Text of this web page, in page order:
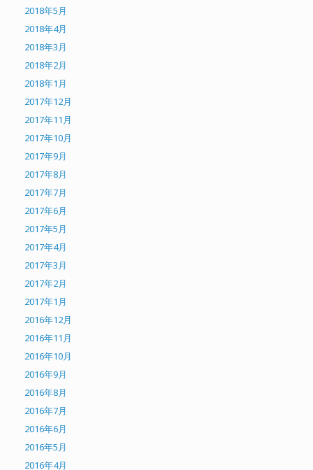
2018年5月
2018年4月
2018年3月
2018年2月
2018年1月
2017年12月
2017年11月
2017年10月
2017年9月
2017年8月
2017年7月
2017年6月
2017年5月
2017年4月
2017年3月
2017年2月
2017年1月
2016年12月
2016年11月
2016年10月
2016年9月
2016年8月
2016年7月
2016年6月
2016年5月
2016年4月